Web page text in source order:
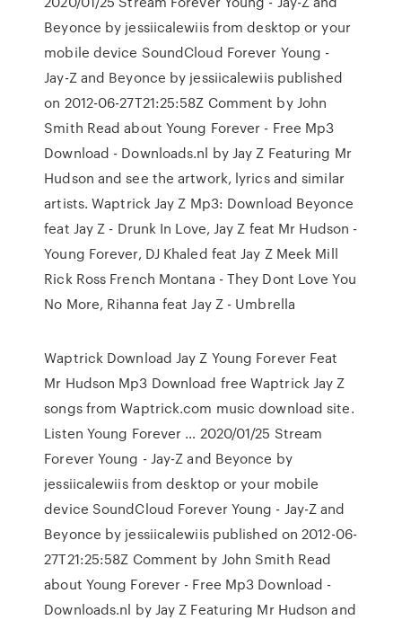
Beyonce by jessiicalewiis from desktop or your
mobile device SoundCloud Forever Young -
Jay-Z and Beyonce by jessiicalewiis published
on 2012-06-27T21:25:58Z Comment by John
Smith Read about Young Forever - Free Mp3
Download - Downloads.nl by Jay Z Featuring Mr
Hudson and see the artwork, lyrics and similar
artists. Waptrick Jay Z Mp3: Download Beyonce
feat Jay Z - Drunk In Love, Jay Z feat Mr Hudson -
Young Forever, DJ Khaled feat Jay Z Meek Mill
Rick Ross French Montana - They Dont Love You
No More, Rihanna feat Jay Z - Umbrella
Waptrick Download Jay Z Young Forever Feat
Mr Hudson Mp3 Download free Waptrick Jay Z
songs from Waptrick.com music download site.
Listen Young Forever … 2020/01/25 Stream
Forever Young - Jay-Z and Beyonce by
jessiicalewiis from desktop or your mobile
device SoundCloud Forever Young - Jay-Z and
Beyonce by jessiicalewiis published on 2012-06-
27T21:25:58Z Comment by John Smith Read
about Young Forever - Free Mp3 Download -
Downloads.nl by Jay Z Featuring Mr Hudson and